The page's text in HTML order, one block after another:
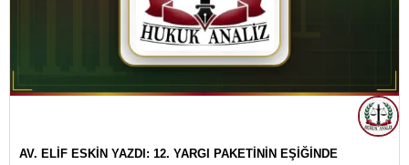
AV. ELİF ESKİN YAZDI: 12. YARGI PAKETİNİN EŞİĞİNDE